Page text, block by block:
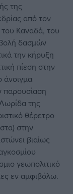
της
από τον
του Καναδά, του
δασμών
την κήρυξη
πίεση στην
άνοιγμα
παρουσίαση
της
θέρετρο
στην
βιαίως
γεωπολιτικό
εν αμφιβόλω.